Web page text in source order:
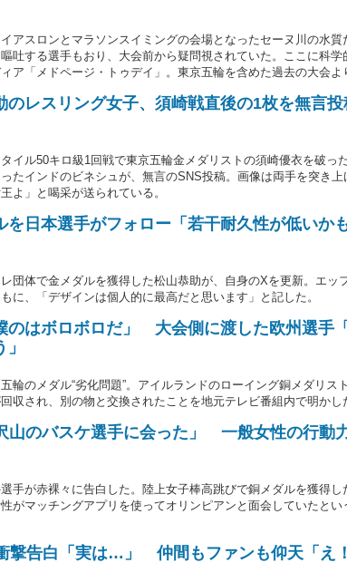
アスロンとマラソンスイミングの会場となったセーヌ川の水質
吐する選手もおり、大会前から疑問視されていた。ここに科学
ア「メドページ・トゥデイ」。東京五輪を含めた過去の大会よ
レスリング女子、須崎戦直後の1枚を無言
イル50キロ級1回戦で東京五輪金メダリストの須崎優衣を破っ
たインドのビネシュが、無言のSNS投稿。画像は両手を突き上
よ」と喝采が送られている。
を日本選手がフォロー「若干耐久性が低いか
団体で金メダルを獲得した松山恭助が、自身のXを更新。エッ
に、「デザインは個人的に最高だと思います」と記した。
のはボロボロだ」 大会側に渡した欧州選手
輪のメダル“劣化問題”。アイルランドのローイング銅メダリス
収され、別の物と交換されたことを地元テレビ番組内で明かし
山のバスケ選手に会った」 一般女性の行動
手が赤裸々に告白した。陸上女子棒高跳びで銅メダルを獲得し
がマッチングアプリを使ってオリンピアンと面会していたとい
撃告白「実は…」 仲間もファンも仰天「え！